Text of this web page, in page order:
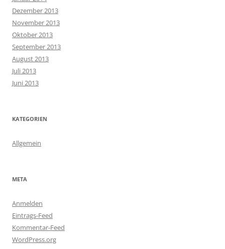
Dezember 2013
November 2013
Oktober 2013
September 2013
August 2013
Juli 2013
Juni 2013
KATEGORIEN
Allgemein
META
Anmelden
Eintrags-Feed
Kommentar-Feed
WordPress.org